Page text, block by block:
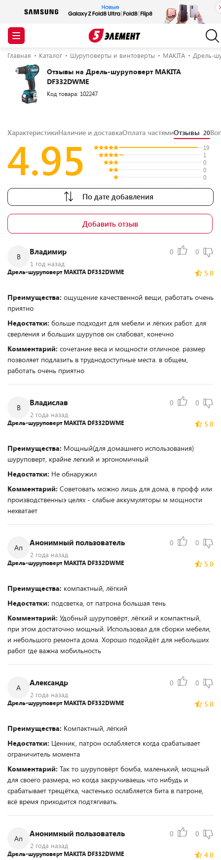
Главная Каталог Шуруповерты и винтоверты MAKITA Дрель-
Отзывы на Дрель-шуруповерт MAKITA
DF332DWME
Код товара: 102247
ХарактеристикиНаличие и доставкаОплата частямиОтзывы 20
4.95
19
1
0
0
0
По дате добавления
Добавить отзыв
В
Владимир
1 год назад
0 0
5.0
Дрель-шуруповерт MAKITA DF332DWME
Преимущества: ощущение качественной вещи, работать очень
приятно
Недостатки: больше подходит для мебели и лёгких работ. для
сверления и больших шурупов он слабоват, конечно
Комментарий: сочетание веса и мощности отличное. размер
позволяет подлазить в труднодоступные места. в общем,
работать очень приятно
В
Владислав
2 года назад
0 0
5.0
Дрель-шуруповерт MAKITA DF332DWME
Преимущества: Мощный(для домашнего использования)
шуруповерт, крайне легкий и эргономичный
Недостатки: Не обнаружил
Комментарий: Советовать можно лишь для дома, в профф или
производственныэ целях - слабые аккумуляторы м мощности
нехватает
Ап
Анонимный пользователь
2 года назад
0 0
5.0
Дрель-шуруповерт MAKITA DF332DWME
Преимущества: компактный, лëгкий
Недостатки: подсветка, от патрона большая тень
Комментарий: Удобный шуруповëрт, лëгкий и компактный,
при этом достаточно мощный. Использовал для сборки мебели,
и небольшого ремонта дома. Хорошо подойдëт для небольших
работ где важна мобильность
А
Александр
2 года назад
0 0
5.0
Дрель-шуруповерт MAKITA DF332DWME
Преимущества: Компактный, лёгкий
Недостатки: Ценник, патрон ослабляется когда срабатывает
ограничитель момента
Комментарий: Так то шуруповёрт бомба, маленький, мощный
для своего размера, но когда закручиваешь что нибудь и
срабатывает трещётка, частенько ослабляется бита в патроне,
всё время приходится подтягивать.
Ап
Анонимный пользователь
2 года назад
0 0
4.0
Дрель-шуруповерт MAKITA DF332DWME